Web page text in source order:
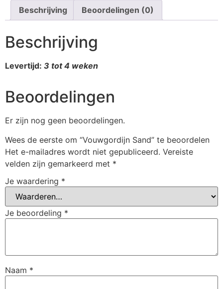
Beschrijving Beoordelingen (0)
Beschrijving
Levertijd: 3 tot 4 weken
Beoordelingen
Er zijn nog geen beoordelingen.
Wees de eerste om “Vouwgordijn Sand” te beoordelen
Het e-mailadres wordt niet gepubliceerd. Vereiste
velden zijn gemarkeerd met *
Je waardering *
Je beoordeling *
Naam *